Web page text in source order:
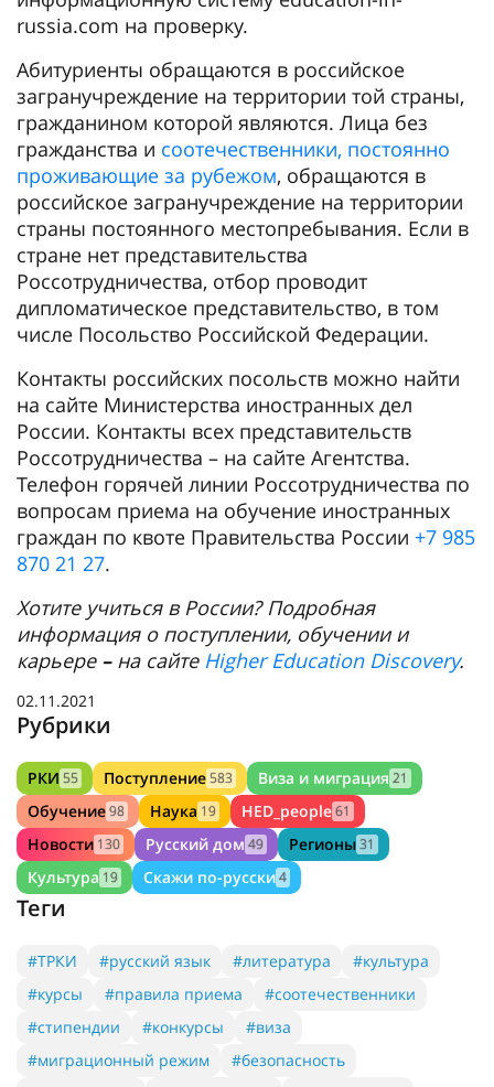
russia.com на проверку.
Абитуриенты обращаются в российское
загранучреждение на территории той страны,
гражданином которой являются. Лица без
гражданства и соотечественники, постоянно
проживающие за рубежом, обращаются в
российское загранучреждение на территории
страны постоянного местопребывания. Если в
стране нет представительства
Россотрудничества, отбор проводит
дипломатическое представительство, в том
числе Посольство Российской Федерации.
Контакты российских посольств можно найти
на сайте Министерства иностранных дел
России. Контакты всех представительств
Россотрудничества – на сайте Агентства.
Телефон горячей линии Россотрудничества по
вопросам приема на обучение иностранных
граждан по квоте Правительства России +7 985
870 21 27.
Хотите учиться в России? Подробная
информация о поступлении, обучении и
карьере –на сайте Higher Education Discovery.
02.11.2021
Рубрики
РКИ 55 Поступление583 Виза и миграция 21
Обучение98 Наука 19 HED_people61
Новости 130 Русский дом 49 Регионы31
Культура 19 Скажи по-русски4
Теги
#ТРКИ #русский язык #литература
#культура
#курсы
#правила приема
#соотечественники
#стипендии
#конкурсы
#виза
#миграционный режим
#безопасность